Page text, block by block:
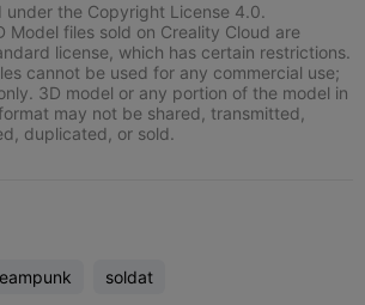
under the Copyright License 4.0.
Model files sold on Creality Cloud are
license, which has certain restrictions.
cannot be used for any commercial use;
3D model or any portion of the model in
may not be shared, transmitted,
duplicated, or sold.
soldat